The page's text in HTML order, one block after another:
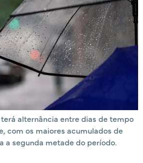
alternância entre dias de tempo
com os maiores acumulados de
a segunda metade do período.